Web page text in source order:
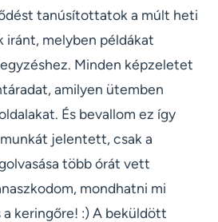
tanúsítottatok a múlt heti
iránt, melyben példákat
Minden képzeletet
amilyen ütemben
És bevallom ez így
jelentett, csak a
több órát vett
mondhatni mi
keringőre! :) A beküldött